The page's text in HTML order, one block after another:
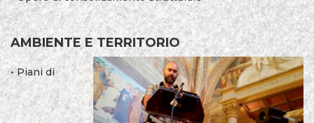
AMBIENTE E TERRITORIO
• Piani di